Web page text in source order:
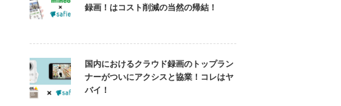
録画！はコスト削減の当然の帰結！
国内におけるクラウド録画のトップラン
ナーがついにアクシスと協業！コレはヤ
バイ！